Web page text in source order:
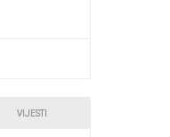
VIJESTI